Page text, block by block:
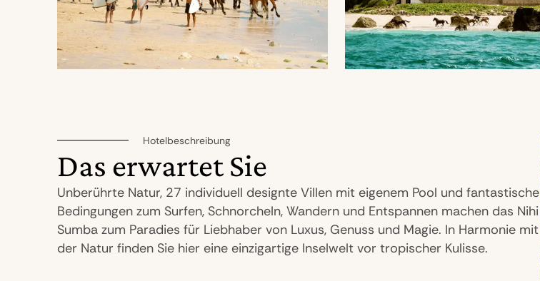
Hotelbeschreibung
Das erwartet Sie
Unberührte Natur, 27 individuell designte Villen mit eigenem Pool und fantastische
Bedingungen zum Surfen, Schnorcheln, Wandern und Entspannen machen das Nihi
Sumba zum Paradies für Liebhaber von Luxus, Genuss und Magie. In Harmonie mit
der Natur finden Sie hier eine einzigartige Inselwelt vor tropischer Kulisse.